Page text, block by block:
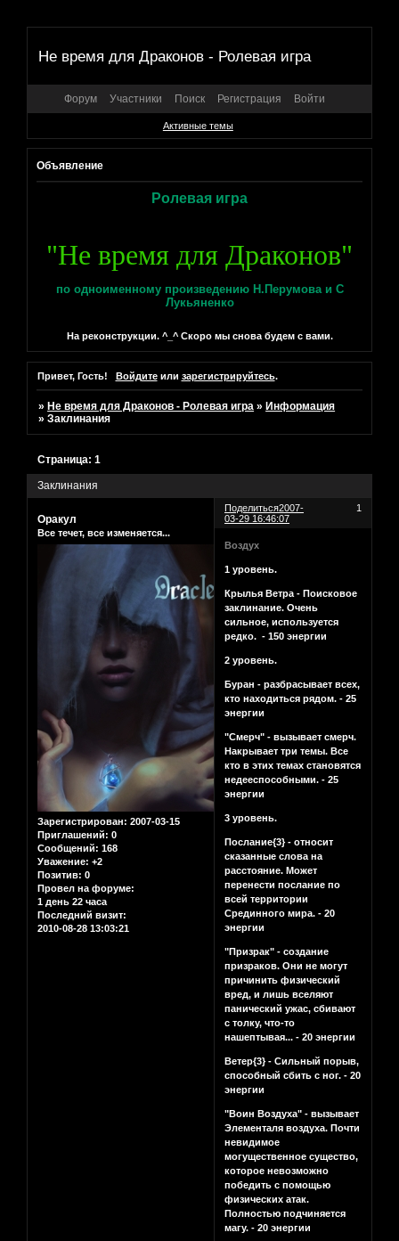
Не время для Драконов - Ролевая игра
Форум Участники Поиск Регистрация Войти
Активные темы
Объявление
Ролевая игра
"Не время для Драконов"
по одноименному произведению Н.Перумова и С
Лукьяненко
На реконструкции. ^_^ Скоро мы снова будем с вами.
Привет, Гость! Войдитеили зарегистрируйтесь.
» Не время для Драконов - Ролевая игра » Информация
»Заклинания
Заклинания
Страница:1
Поделиться 1
2007-
03-29 16:46:07
Оракул
Все течет, все изменяется...
Зарегистрирован: 2007-03-15
Приглашений: 0
Сообщений: 168
Уважение: +2
Позитив: 0
Провел на форуме:
1 день 22 часа
Последний визит:
2010-08-28 13:03:21
Воздух
1 уровень.
Крылья Ветра - Поисковое
заклинание. Очень
сильное, используется
редко. - 150 энергии
2 уровень.
Буран - разбрасывает всех,
кто находиться рядом. - 25
энергии
"Смерч" - вызывает смерч.
Накрывает три темы. Все
кто в этих темах становятся
недееспособными. - 25
энергии
3 уровень.
Послание{3} - относит
сказанные слова на
расстояние. Может
перенести послание по
всей территории
Срединного мира. - 20
энергии
"Призрак" - создание
призраков. Они не могут
причинить физический
вред, и лишь вселяют
панический ужас, сбивают
с толку, что-то
нашептывая... - 20 энергии
Ветер{3} - Сильный порыв,
способный сбить с ног. - 20
энергии
"Воин Воздуха" - вызывает
Элементаля воздуха. Почти
невидимое
могущественное существо,
которое невозможно
победить с помощью
физических атак.
Полностью подчиняется
магу. - 20 энергии